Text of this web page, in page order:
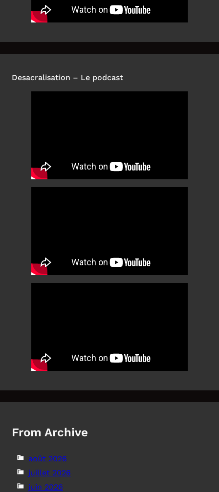
Desacralisation – Le podcast
From Archive
août 2026
juillet 2026
juin 2026